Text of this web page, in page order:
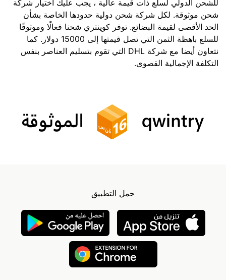
للشحن الدولي لسلع ذات قيمة عالية ، يجب عليك اختيار شركة
شحن موثوقة. لكل شركة شحن دولية حدودها الخاصة بشأن
الحد الأقصى لقيمة البضائع. توفر كوينتري شحنا فعالًا وموثوقًا
للسلع باهظة الثمن التي تصل قيمتها إلى 15000 دولار. كما
نتعاون أيضا مع شركة DHL التي تقوم بتسليم العناصر بنفس
التكلفة الإجمالية القصوى.
حمل التطبيق